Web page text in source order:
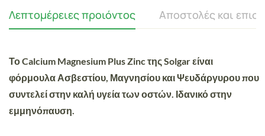
Λεπτομέρειες προιόντος Αποστολές και
Το Calcium Magnesium Plus Zinc της Solgar είναι
φόρμουλα Ασβεστίου, Μαγνησίου και Ψευδάργυρου που
συντελεί στην καλή υγεία των οστών. Ιδανικό στην
εμμηνόπαυση.